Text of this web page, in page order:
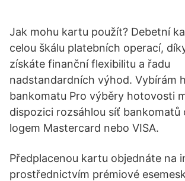
Jak mohu kartu použít? Debetní
celou škálu platebních operací,
získáte finanční flexibilitu a řadu
nadstandardních výhod. Vybírám
bankomatu Pro výběry hotovosti
dispozici rozsáhlou síť bankomatů
logem Mastercard nebo VISA.
Předplacenou kartu objednáte na
prostřednictvím prémiové